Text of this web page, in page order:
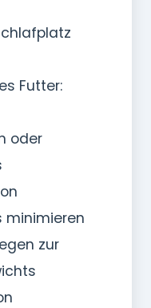
Futter:
oder
minimieren
zur